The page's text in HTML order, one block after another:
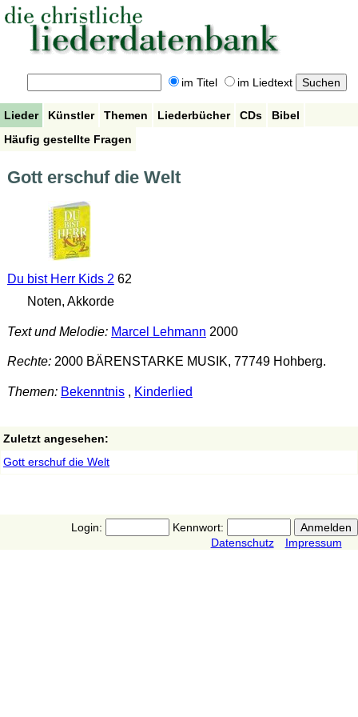
im Titel im Liedtext
Lieder Künstler Themen Liederbücher CDs
Bibel
Häufig gestellte Fragen
Gott erschuf die Welt
Du bist Herr Kids 2 62
Noten, Akkorde
Text und Melodie: Marcel Lehmann 2000
Rechte:2000 BÄRENSTARKE MUSIK, 77749 Hohberg.
Themen: Bekenntnis, Kinderlied
Zuletzt angesehen:
Gott erschuf die Welt
Login:
Kennwort:
Datenschutz
Impressum